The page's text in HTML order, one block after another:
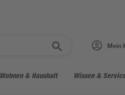
Mein
Wohnen & Haushalt Wissen &